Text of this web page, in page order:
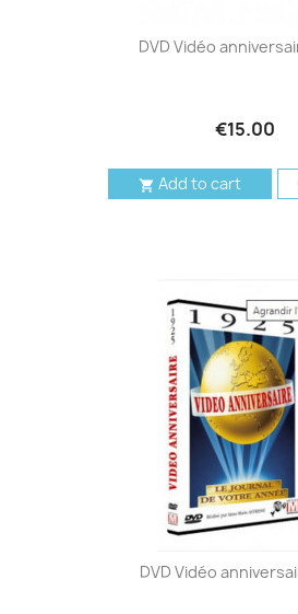
DVD Vidéo
€15.00
 Add to cart
DVD Vidéo